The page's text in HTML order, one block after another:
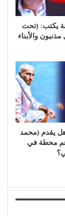
يكتب: (تحت
والأبناء
هل يقدم (محمد
محطة في